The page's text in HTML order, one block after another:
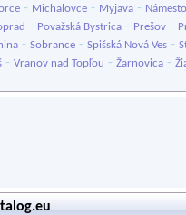
- Michalovce - Myjava -
- Považská Bystrica - Prešov -
- Sobrance - Spišská Nová Ves -
- Vranov nad Topľou - Žarnovica -